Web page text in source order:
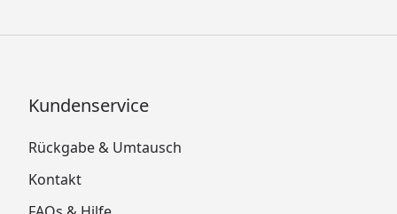
Kundenservice
Rückgabe & Umtausch
Kontakt